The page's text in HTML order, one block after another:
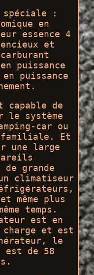
spéciale :
en
essence 4
et
puissance
en puissance
de
le système
car ou
familiale. Et
une large
de grande
climatiseur
même plus
temps.
est en
charge et est
le
est de 58